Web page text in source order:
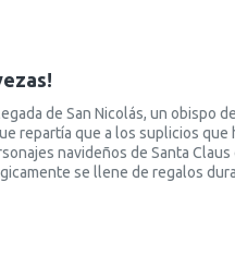
de San Nicolás, un obispo
repartía que a los suplicios
navideños de Santa
se llene de regalos